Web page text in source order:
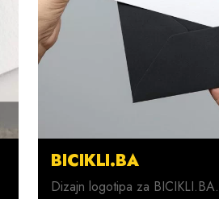
BICIKLI.BA
Dizajn logotipa za BICIKLI.BA.